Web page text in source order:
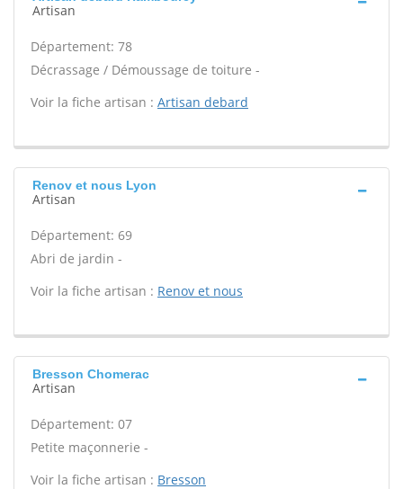
Artisan
Département: 78
Décrassage / Démoussage de toiture -
Voir la fiche artisan : Artisan debard
Renov et nous Lyon
Artisan
Département: 69
Abri de jardin -
Voir la fiche artisan : Renov et nous
Bresson Chomerac
Artisan
Département: 07
Petite maçonnerie -
Voir la fiche artisan : Bresson